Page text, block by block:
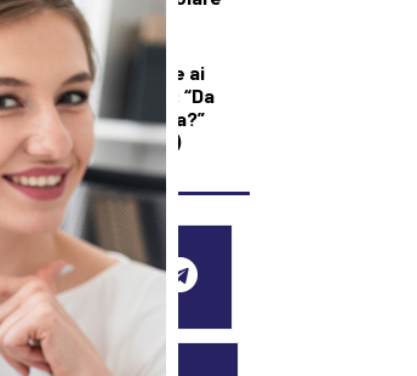
DEMOGRAFICA
Licia Colò risponde ai
commenti sull’età: “Da
quando è un’offesa?”
(solo per le donne)
SOCIAL